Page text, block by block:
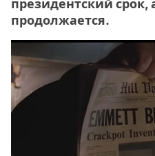
президентский срок,
продолжается.